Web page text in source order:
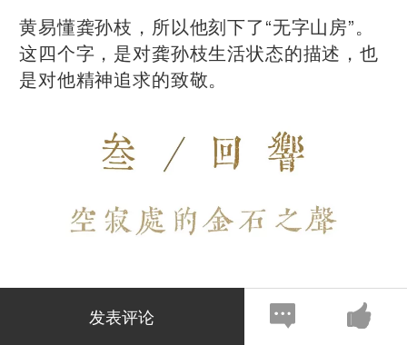
黄易懂龚孙枝，所以他刻下了“无字山房”。
这四个字，是对龚孙枝生活状态的描述，也
是对他精神追求的致敬。
长期以来，黄易的传世印作在拍场屈指可
数，而“无字山房”无疑是其中极具分量的一
发表评论